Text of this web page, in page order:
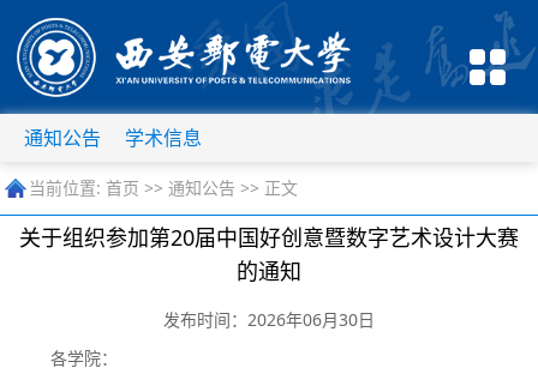
通知公告 学术信息
当前位置: 首页 >> 通知公告 >> 正文
关于组织参加第20届中国好创意暨数字艺术设计大赛
的通知
发布时间：2026年06月30日
各学院：